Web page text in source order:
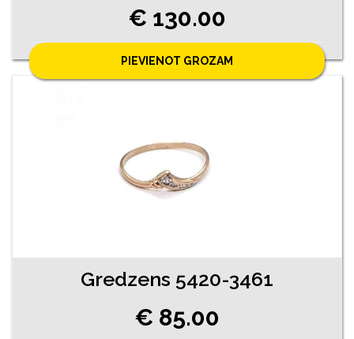
€ 130.00
PIEVIENOT GROZAM
Gredzens 5420-3461
€ 85.00